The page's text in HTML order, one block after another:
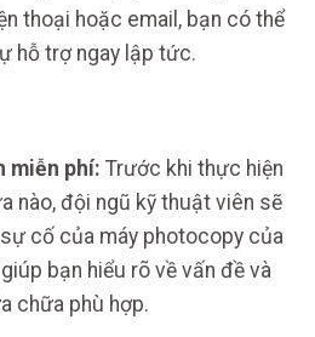
thoại hoặc email, bạn có thể
hỗ trợ ngay lập tức.
miễn phí: Trước khi thực hiện
nào, đội ngũ kỹ thuật viên sẽ
cố của máy photocopy của
bạn hiểu rõ về vấn đề và
chữa phù hợp.